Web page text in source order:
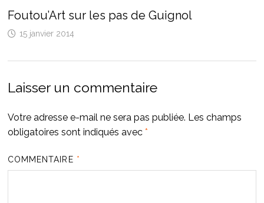
Foutou’Art sur les pas de Guignol
15 janvier 2014
Laisser un commentaire
Votre adresse e-mail ne sera pas publiée. Les champs
obligatoires sont indiqués avec *
COMMENTAIRE *